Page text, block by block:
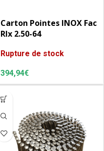
Carton Pointes INOX Fac
Rlx 2.50-64
Rupture de stock
394,94€